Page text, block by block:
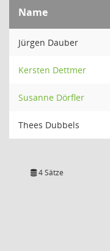
Name
Jürgen Dauber
Kersten Dettmer
Susanne Dörfler
Thees Dubbels
4 Sätze